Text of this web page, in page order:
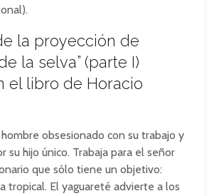
la proyección de
la selva” (parte I)
el libro de Horacio
obsesionado con su trabajo y
su hijo único. Trabaja para el señor
que sólo tiene un objetivo:
tropical. El yaguareté advierte a los